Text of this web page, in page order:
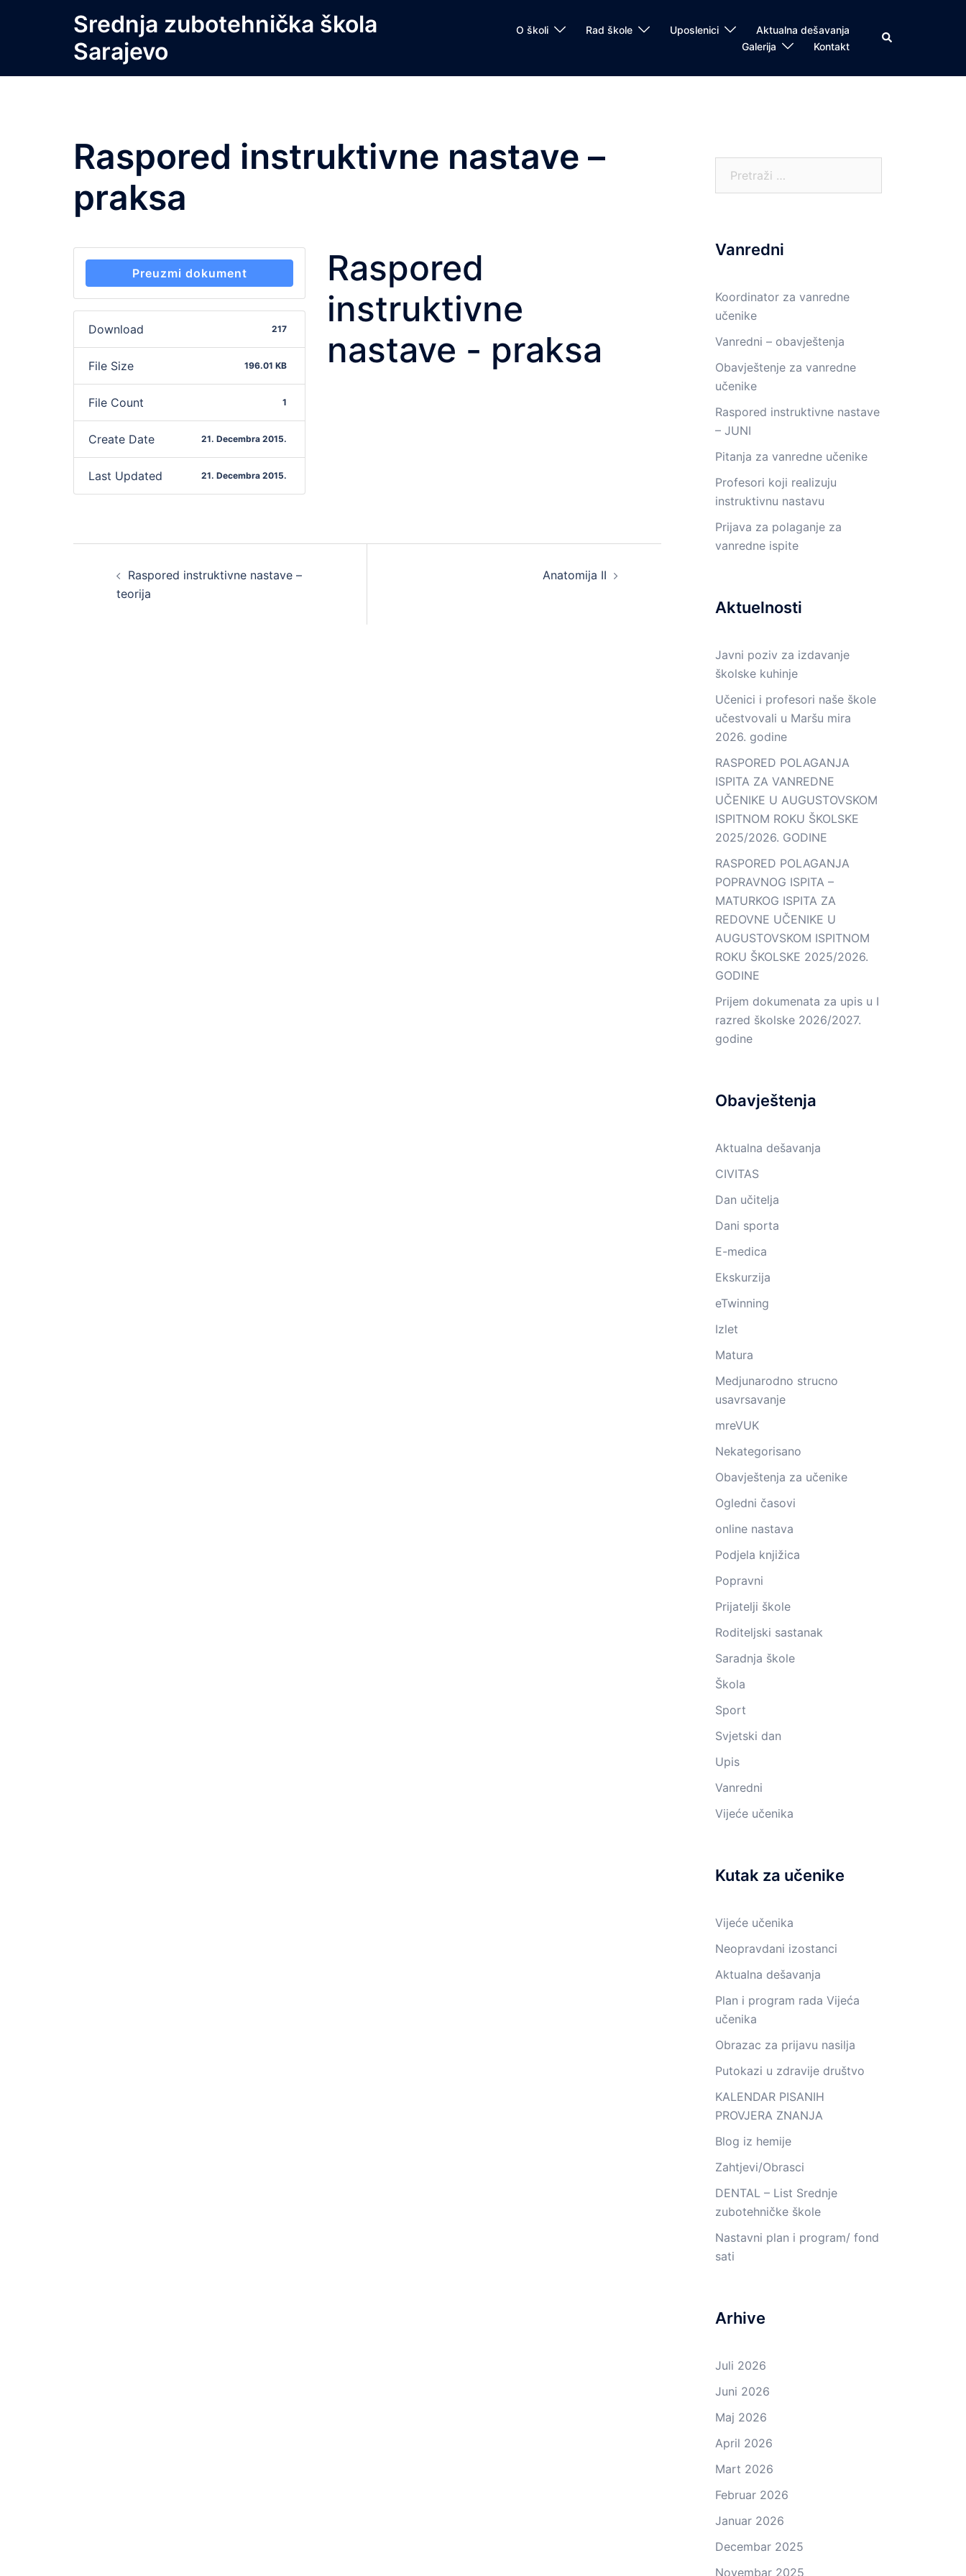
Srednja zubotehnička škola
Sarajevo
O školi Rad škole Uposlenici
Aktualna dešavanja
Galerija
Kontakt
Search
Raspored instruktivne nastave –
praksa
Preuzmi dokument
Download 217
File Size 196.01 KB
File Count 1
Create Date 21. Decembra 2015.
Last Updated 21. Decembra 2015.
Raspored
instruktivne
nastave - praksa
navigation
Raspored instruktivne nastave –
teorija
Anatomija II
Vanredni
Koordinator za vanredne
učenike
Vanredni – obavještenja
Obavještenje za vanredne
učenike
Raspored instruktivne nastave
– JUNI
Pitanja za vanredne učenike
Profesori koji realizuju
instruktivnu nastavu
Prijava za polaganje za
vanredne ispite
Aktuelnosti
Javni poziv za izdavanje
školske kuhinje
Učenici i profesori naše škole
učestvovali u Maršu mira
2026. godine
RASPORED POLAGANJA
ISPITA ZA VANREDNE
UČENIKE U AUGUSTOVSKOM
ISPITNOM ROKU ŠKOLSKE
2025/2026. GODINE
RASPORED POLAGANJA
POPRAVNOG ISPITA –
MATURKOG ISPITA ZA
REDOVNE UČENIKE U
AUGUSTOVSKOM ISPITNOM
ROKU ŠKOLSKE 2025/2026.
GODINE
Prijem dokumenata za upis u I
razred školske 2026/2027.
godine
Obavještenja
Aktualna dešavanja
CIVITAS
Dan učitelja
Dani sporta
E-medica
Ekskurzija
eTwinning
Izlet
Matura
Medjunarodno strucno
usavrsavanje
mreVUK
Nekategorisano
Obavještenja za učenike
Ogledni časovi
online nastava
Podjela knjižica
Popravni
Prijatelji škole
Roditeljski sastanak
Saradnja škole
Škola
Sport
Svjetski dan
Upis
Vanredni
Vijeće učenika
Kutak za učenike
Vijeće učenika
Neopravdani izostanci
Aktualna dešavanja
Plan i program rada Vijeća
učenika
Obrazac za prijavu nasilja
Putokazi u zdravije društvo
KALENDAR PISANIH
PROVJERA ZNANJA
Blog iz hemije
Zahtjevi/Obrasci
DENTAL – List Srednje
zubotehničke škole
Nastavni plan i program/ fond
sati
Arhive
Juli 2026
Juni 2026
Maj 2026
April 2026
Mart 2026
Februar 2026
Januar 2026
Decembar 2025
Novembar 2025